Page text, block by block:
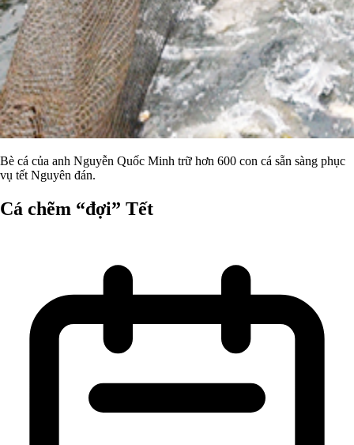
Bè cá của anh Nguyễn Quốc Minh trữ hơn 600 con cá sẵn sàng phục
vụ tết Nguyên đán.
Cá chẽm “đợi” Tết